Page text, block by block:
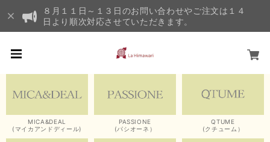
８月１１日～１３日のお問い合わせやご注文は１４
日より順次対応させていただきます。
MICA&DEAL
(マイカアンドディール)
PASSIONE
(パシオーネ）
QTUME
(クチューム）